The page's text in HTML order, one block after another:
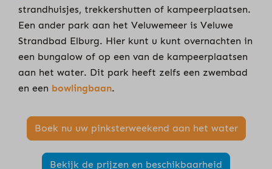
strandhuisjes, trekkershutten of kampeerplaatsen.
Een ander park aan het Veluwemeer is Veluwe
Strandbad Elburg. Hier kunt u kunt overnachten in
een bungalow of op een van de kampeerplaatsen
aan het water. Dit park heeft zelfs een zwembad
en een bowlingbaan.
Boek nu uw pinksterweekend aan het water
Bekijk de prijzen en beschikbaarheid